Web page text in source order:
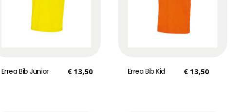
Errea Bib Junior €13,50 Errea Bib Kid € 13,50